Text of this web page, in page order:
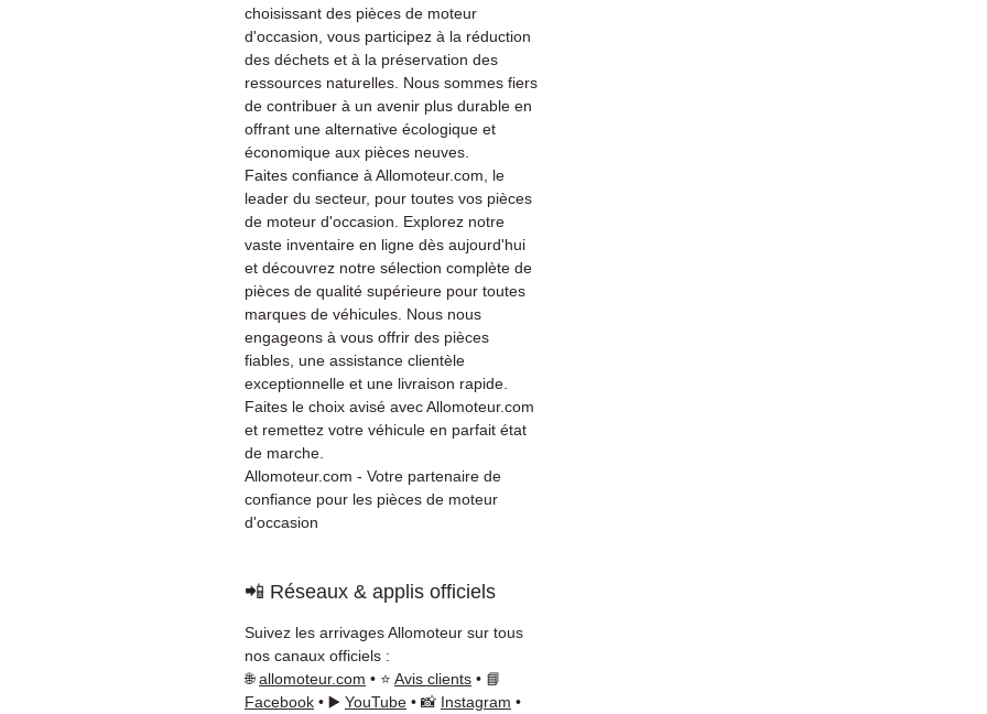
choisissant des pièces de moteur
d'occasion, vous participez à la réduction
des déchets et à la préservation des
ressources naturelles. Nous sommes fiers
de contribuer à un avenir plus durable en
offrant une alternative écologique et
économique aux pièces neuves.
Faites confiance à Allomoteur.com, le
leader du secteur, pour toutes vos pièces
de moteur d'occasion. Explorez notre
vaste inventaire en ligne dès aujourd'hui
et découvrez notre sélection complète de
pièces de qualité supérieure pour toutes
marques de véhicules. Nous nous
engageons à vous offrir des pièces
fiables, une assistance clientèle
exceptionnelle et une livraison rapide.
Faites le choix avisé avec Allomoteur.com
et remettez votre véhicule en parfait état
de marche.
Allomoteur.com - Votre partenaire de
confiance pour les pièces de moteur
d'occasion
📲 Réseaux & applis officiels
Suivez les arrivages Allomoteur sur tous
nos canaux officiels :
🌐allomoteur.com • ⭐ Avis clients • 📘
Facebook • ▶️ YouTube • 📸 Instagram •